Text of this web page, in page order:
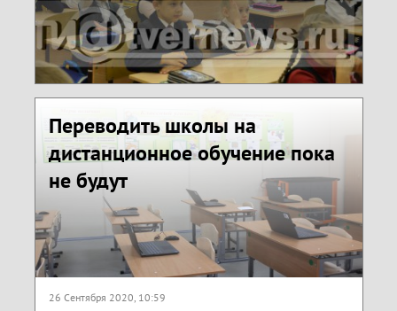
Переводить школы на
дистанционное обучение пока
не будут
26 Сентября 2020, 10:59